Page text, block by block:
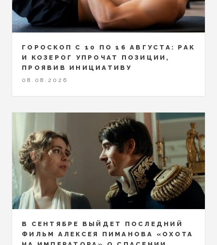
ГОРОСКОП С 10 ПО 16 АВГУСТА: РАК
И КОЗЕРОГ УПРОЧАТ ПОЗИЦИИ,
ПРОЯВИВ ИНИЦИАТИВУ
08.08.2026
В СЕНТЯБРЕ ВЫЙДЕТ ПОСЛЕДНИЙ
ФИЛЬМ АЛЕКСЕЯ ПИМАНОВА «ОХОТА